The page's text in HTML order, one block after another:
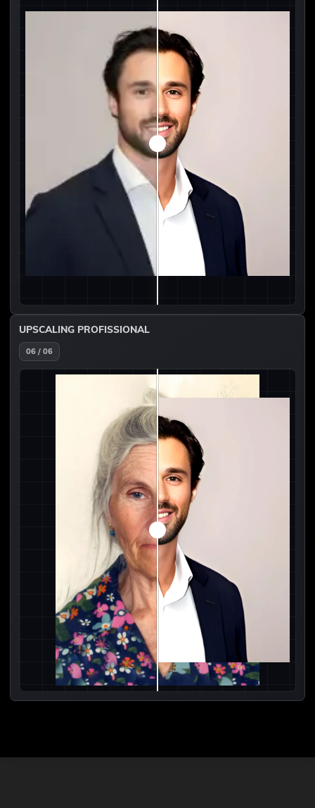
UPSCALING PROFISSIONAL
06 / 06